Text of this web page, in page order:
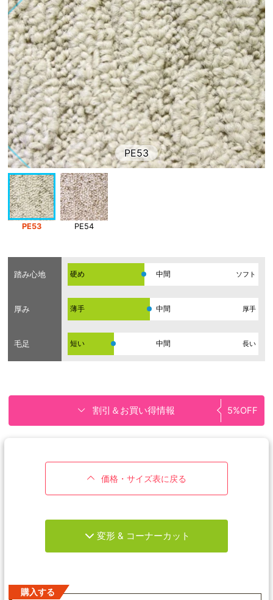
PE53
PE53 PE54
踏み心地 硬め ソフト
厚み 薄手 厚手
毛足 短い 長い
割引＆お買い得情報 5%OFF
価格・サイズ表に戻る
変形 & コーナーカット
購入する